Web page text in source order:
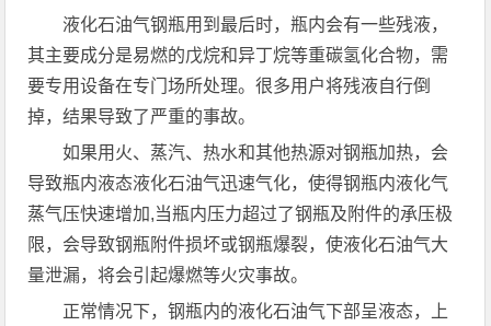
液化石油气钢瓶用到最后时，瓶内会有一些残液，
其主要成分是易燃的戊烷和异丁烷等重碳氢化合物，需
要专用设备在专门场所处理。很多用户将残液自行倒
掉，结果导致了严重的事故。
如果用火、蒸汽、热水和其他热源对钢瓶加热，会
导致瓶内液态液化石油气迅速气化，使得钢瓶内液化气
蒸气压快速增加,当瓶内压力超过了钢瓶及附件的承压极
限，会导致钢瓶附件损坏或钢瓶爆裂，使液化石油气大
量泄漏，将会引起爆燃等火灾事故。
正常情况下，钢瓶内的液化石油气下部呈液态，上